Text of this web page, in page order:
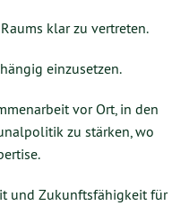
klar zu vertreten.
einzusetzen.
vor Ort, in den
zu stärken, wo
und Zukunftsfähigkeit für